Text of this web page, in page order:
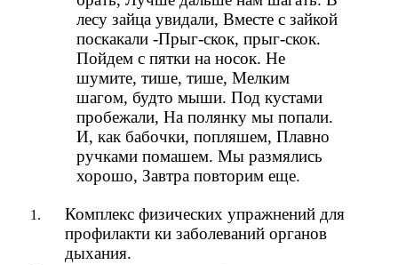
лесу зайца увидали, Вместе с зайкой
поскакали -Прыг-скок, прыг-скок.
Пойдем с пятки на носок. Не
шумите, тише, тише, Мелким
шагом, будто мыши. Под кустами
пробежали, На полянку мы попали.
И, как бабочки, попляшем, Плавно
ручками помашем. Мы размялись
хорошо, Завтра повторим еще.
Комплекс физических упражнений для
профилакти ки заболеваний органов
дыхания.